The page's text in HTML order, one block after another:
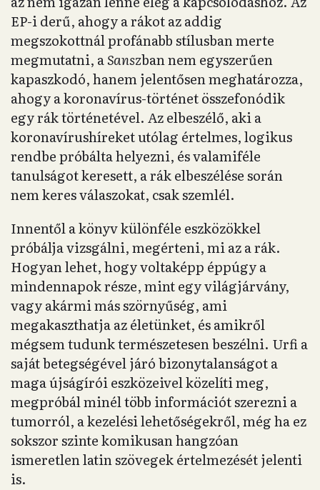
EP-i derű, ahogy a rákot az addig
megszokottnál profánabb stílusban merte
megmutatni, aSanszban nem egyszerűen
kapaszkodó, hanem jelentősen meghatározza,
ahogy a koronavírus-történet összefonódik
egy rák történetével. Az elbeszélő, aki a
koronavírushíreket utólag értelmes, logikus
rendbe próbálta helyezni, és valamiféle
tanulságot keresett, a rák elbeszélése során
nem keres válaszokat, csak szemlél.
Innentől a könyv különféle eszközökkel
próbálja vizsgálni, megérteni, mi az a rák.
Hogyan lehet, hogy voltaképp éppúgy a
mindennapok része, mint egy világjárvány,
vagy akármi más szörnyűség, ami
megakaszthatja az életünket, és amikről
mégsem tudunk természetesen beszélni. Urfi a
saját betegségével járó bizonytalanságot a
maga újságírói eszközeivel közelíti meg,
megpróbál minél több információt szerezni a
tumorról, a kezelési lehetőségekről, még ha ez
sokszor szinte komikusan hangzóan
ismeretlen latin szövegek értelmezését jelenti
is.